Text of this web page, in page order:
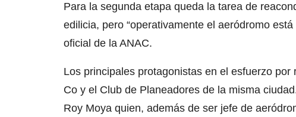
Para la segunda etapa queda la tarea de
edilicia, pero “operativamente el aeródromo
oficial de la ANAC.
Los principales protagonistas en el esfuerzo
Co y el Club de Planeadores de la misma
Roy Moya quien, además de ser jefe de